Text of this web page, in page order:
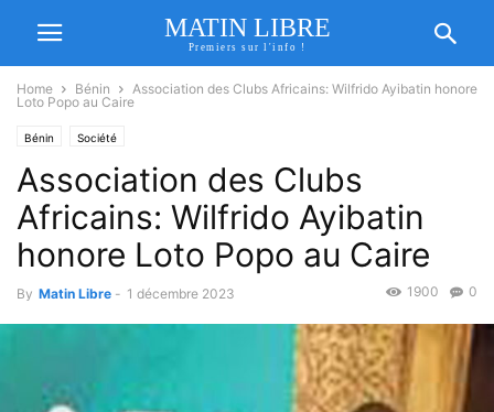
MATIN LIBRE
Premiers sur l'info !
Home Bénin
Association des Clubs Africains: Wilfrido Ayibatin honore
Loto Popo au Caire
Bénin Société
Association des Clubs
Africains: Wilfrido Ayibatin
honore Loto Popo au Caire
By Matin Libre - 1 décembre 2023 0
1900